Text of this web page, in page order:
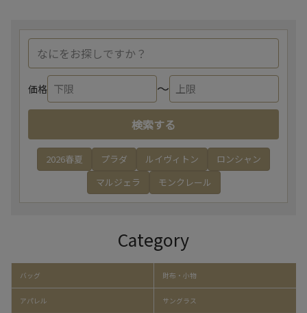
価格 〜
検索する
2026春夏 プラダ ルイヴィトン
ロンシャン
マルジェラ
モンクレール
Category
バッグ 財布・小物
アパレル サングラス